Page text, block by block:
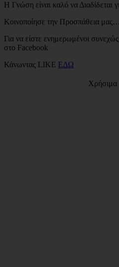
Η Γνώση είναι καλό να Διαδίδεται
Κοινοποίησε την Προσπάθεια μας…
Για να είστε ενημερωμένοι
στο Facebook
Κάνωντας LIKE ΕΔΩ
Χρήσιμα